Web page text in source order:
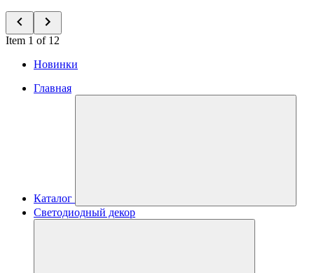
Item 1 of 12
Новинки
Главная
Каталог
Светодиодный декор